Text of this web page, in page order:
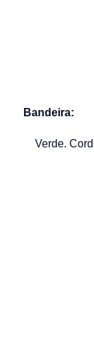
Bandeira:
Verde.